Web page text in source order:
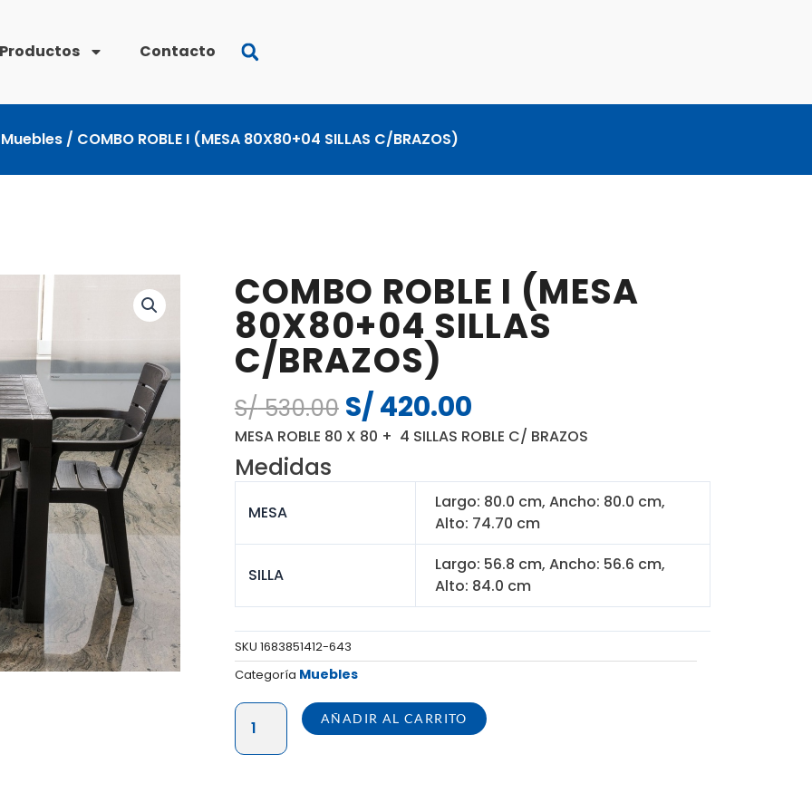
Productos Contacto
Muebles / COMBO ROBLE I (MESA 80X80+04 SILLAS C/BRAZOS)
COMBO ROBLE I (MESA
80X80+04 SILLAS
C/BRAZOS)
S/530.00 El
precio
era:
S/ 530.00.
S/420.00El
precio
actual
es:
S/ 420.00.
MESA ROBLE 80 X 80 + 4 SILLAS ROBLE C/ BRAZOS
Medidas
MESA
Largo: 80.0 cm, Ancho: 80.0 cm,
Alto: 74.70 cm
SILLA
Largo: 56.8 cm, Ancho: 56.6 cm,
Alto: 84.0 cm
SKU 1683851412-643
Categoría Muebles
COMBO
ROBLE
AÑADIR AL CARRITO